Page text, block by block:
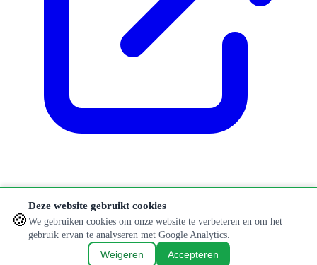
Klopt er iets niet of is informatie verouderd?
Aanpassing doorgeven
© 2026 Hondenlosloopweides. Alle rechten voorbehouden.
🍪
Deze website gebruikt cookies
We gebruiken cookies om onze website te verbeteren en om het
gebruik ervan te analyseren met Google Analytics.
Weigeren Accepteren